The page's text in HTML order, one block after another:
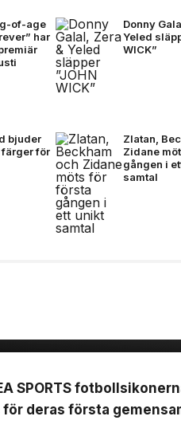
of-age
har
Donny
Yeled
WICK”
bjuder
färger för
Zlatan,
Zidane
gången i
samtal
SPORTS
deras första